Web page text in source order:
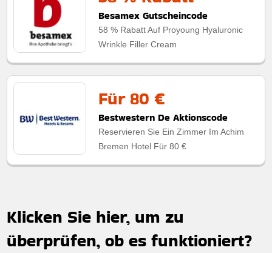
Besamex Gutscheincode
58 % Rabatt Auf Proyoung Hyaluronic
Wrinkle Filler Cream
Für 80 €
Bestwestern De Aktionscode
Reservieren Sie Ein Zimmer Im Achim
Bremen Hotel Für 80 €
Klicken Sie hier, um zu
überprüfen, ob es funktioniert?